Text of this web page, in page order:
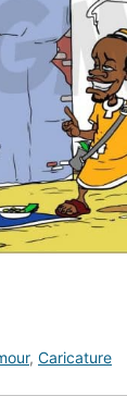
, Caricature